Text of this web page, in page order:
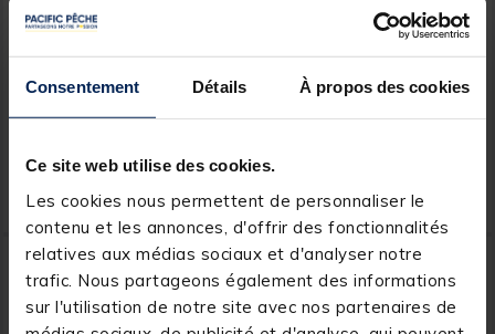
Consentement Détails À propos des cookies
Ce site web utilise des cookies.
Les cookies nous permettent de personnaliser le
contenu et les annonces, d'offrir des fonctionnalités
relatives aux médias sociaux et d'analyser notre
trafic. Nous partageons également des informations
sur l'utilisation de notre site avec nos partenaires de
FLASHMER
fragile 20cm boucle/fluo
(x2)
[object Object] out of 5 Customer Rating
(3)
3,99 € Ajouter au panier
Expédition sous 24 h
Aguille à vers laiton Sasori
(1)
2,
Expédition sous 24 h